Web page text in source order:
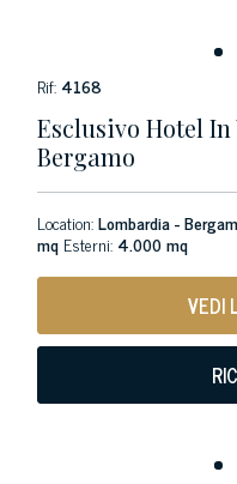
Rif: 4168
Esclusivo Hotel
Bergamo
Location:Lombardia -
mq Esterni: 4.000 mq
VEDI